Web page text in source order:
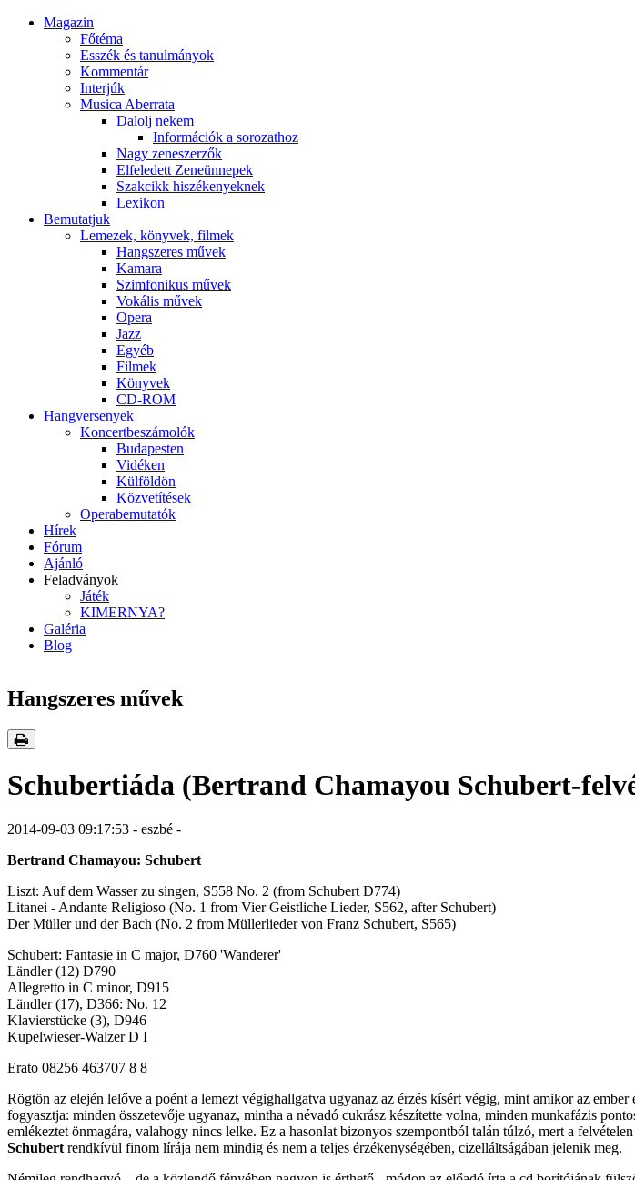
Magazin
Főtéma
Esszék és tanulmányok
Kommentár
Interjúk
Musica Aberrata
Dalolj nekem
Információk a sorozathoz
Nagy zeneszerzők
Elfeledett Zeneünnepek
Szakcikk hiszékenyeknek
Lexikon
Bemutatjuk
Lemezek, könyvek, filmek
Hangszeres művek
Kamara
Szimfonikus művek
Vokális művek
Opera
Jazz
Egyéb
Filmek
Könyvek
CD-ROM
Hangversenyek
Koncertbeszámolók
Budapesten
Vidéken
Külföldön
Közvetítések
Operabemutatók
Hírek
Fórum
Ajánló
Feladványok
Játék
KIMERNYA?
Galéria
Blog
Hangszeres művek
Schubertiáda (Bertrand Chamayou Schubert-
2014-09-03 09:17:53 - eszbé -
Bertrand Chamayou: Schubert
Liszt: Auf dem Wasser zu singen, S558 No. 2 (from Schubert D774)
Litanei - Andante Religioso (No. 1 from Vier Geistliche Lieder, S562, after Schubert)
Der Müller und der Bach (No. 2 from Müllerlieder von Franz Schubert, S565)
Schubert: Fantasie in C major, D760 'Wanderer'
Ländler (12) D790
Allegretto in C minor, D915
Ländler (17), D366: No. 12
Klavierstücke (3), D946
Kupelwieser-Walzer D I
Erato 08256 463707 8 8
Rögtön az elején lelőve a poént a lemezt végighallgatva ugyanaz az érzés kísért végig, mint amikor az
fogyasztja: minden összetevője ugyanaz, mintha a névadó cukrász készítette volna, minden munkafázis
emlékeztet önmagára, valahogy nincs lelke. Ez a hasonlat bizonyos szempontból talán túlzó, mert a
Schubertrendkívül finom lírája nem mindig és nem a teljes érzékenységében, cizelláltságában jelenik meg.